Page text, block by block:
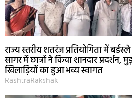
राज्य स्तरीय शतरंज प्रतियोगिता में
सागर में छात्रों ने किया शानदार प्रदर्शन,
खिलाड़ियों का हुआ भव्य स्वागत
RashtraRakshak